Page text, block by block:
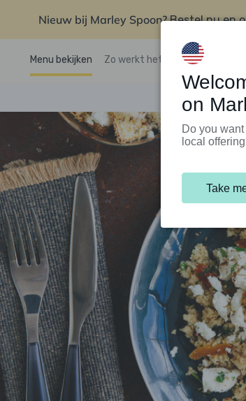
Nieuw bij Marley Spoon?Bestel nu en
Menu bekijken Zo werkt het Klantenservice
on
Do you
local
Take